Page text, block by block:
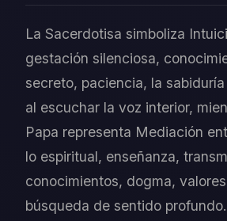
La Sacerdotisa simboliza
gestación silenciosa,
secreto, paciencia, la
al escuchar la voz interior,
Papa representa Mediación
lo espiritual, enseñanza,
conocimientos, dogma,
búsqueda de sentido